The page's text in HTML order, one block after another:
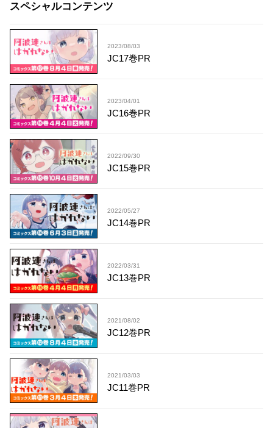
スペシャルコンテンツ
2023/08/03
JC17巻PR
2023/04/01
JC16巻PR
2022/09/30
JC15巻PR
2022/05/27
JC14巻PR
2022/03/31
JC13巻PR
2021/08/02
JC12巻PR
2021/03/03
JC11巻PR